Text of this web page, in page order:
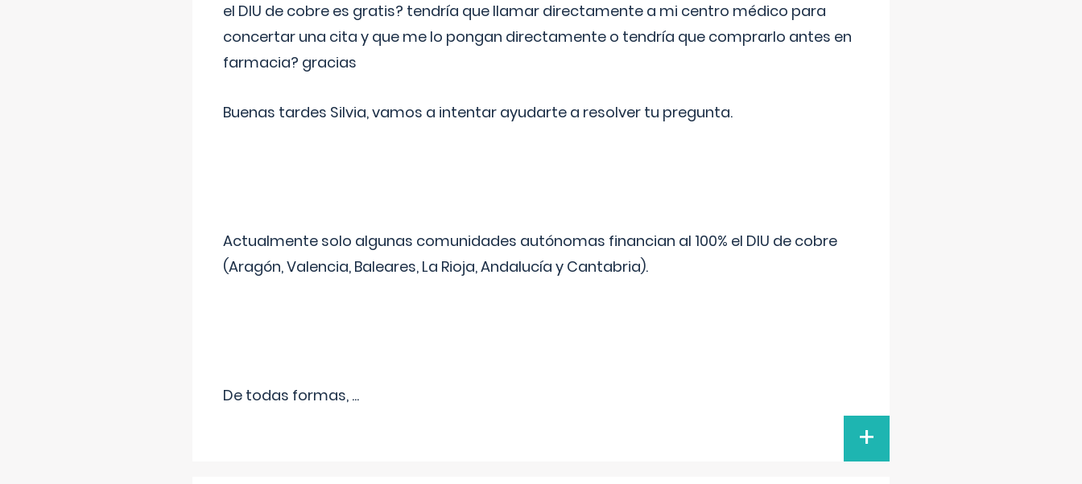
el DIU de cobre es gratis? tendría que llamar directamente a mi centro médico para
concertar una cita y que me lo pongan directamente o tendría que comprarlo antes en
farmacia? gracias
Buenas tardes Silvia, vamos a intentar ayudarte a resolver tu pregunta.
Actualmente solo algunas comunidades autónomas financian al 100% el DIU de cobre
(Aragón, Valencia, Baleares, La Rioja, Andalucía y Cantabria).
De todas formas, ...
+